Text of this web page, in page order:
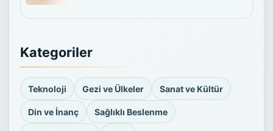
Kategoriler
Teknoloji Gezi ve Ülkeler Sanat ve Kültür
Din ve İnanç Sağlıklı Beslenme